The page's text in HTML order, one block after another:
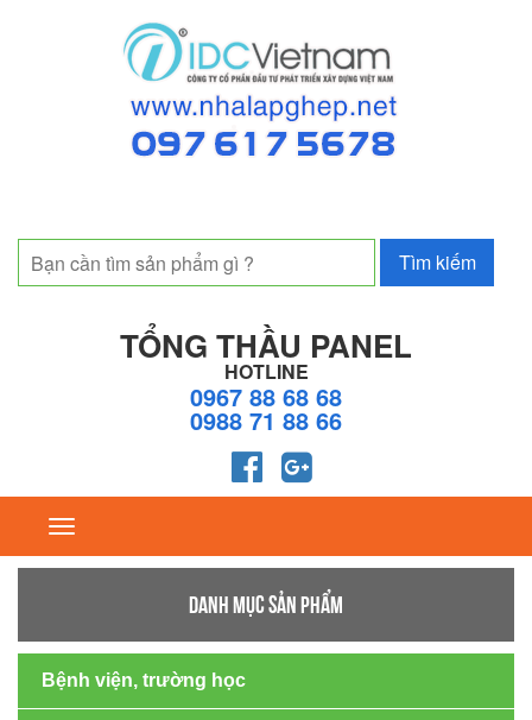
TỔNG THẦU PANEL
HOTLINE
0967 88 68 68
0988 71 88 66
Toggle
DANH MỤC SẢN PHẨM
Bệnh viện, trường học